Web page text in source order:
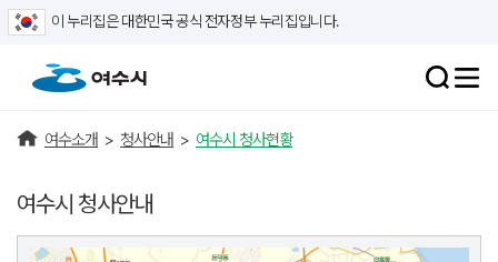
이 누리집은 대한민국 공식 전자정부 누리집입니다.
여수소개 > 청사안내 > 여수시 청사현황
여수시 청사안내